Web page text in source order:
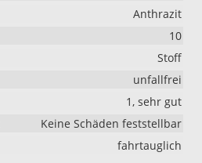
Anthrazit
10
Stoff
unfallfrei
1, sehr gut
Keine Schäden feststellbar
fahrtauglich